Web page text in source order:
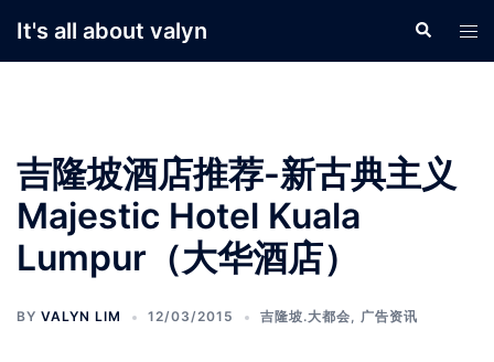
It's all about valyn Search
吉隆坡酒店推荐-新古典主义
Majestic Hotel Kuala
Lumpur（大华酒店）
BY VALYN LIM 12/03/2015 吉隆坡.大都会, 广告资讯